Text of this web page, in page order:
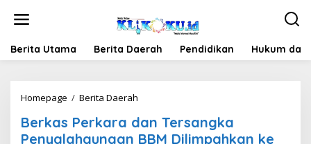
Berita Utama Berita Daerah Pendidikan Hukum
Homepage / Berita Daerah
dan
Tersangka
Berkas Perkara dan Tersangka
Penyalahgunaan BBM Dilimpahkan ke